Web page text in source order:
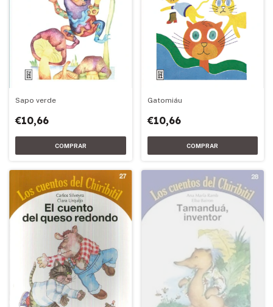
Sapo verde
€10,66
Gatomiáu
€10,66